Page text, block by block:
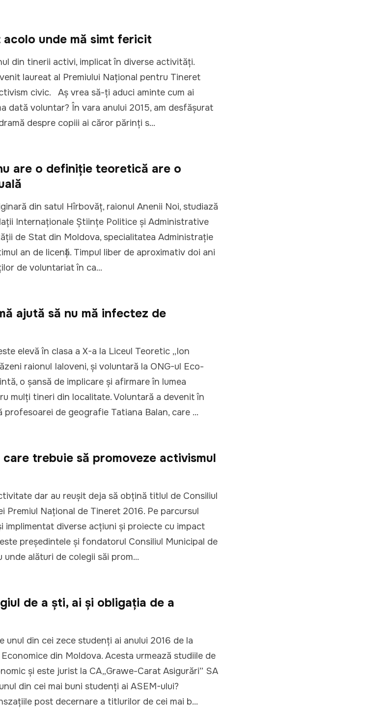
acolo unde mă simt fericit
din tinerii activi, implicat în diverse activități.
laureat al Premiului Național pentru Tineret
civic. Aş vrea să-ți aduci aminte cum ai
dată voluntar? În vara anului 2015, am desfășurat
despre copiii ai căror părinți s...
are o definiție teoretică are o
din satul Hîrbovăț, raionul Anenii Noi, studiază
Internaționale Științe Politice și Administrative
de Stat din Moldova, specialitatea Administrație
an de licență. Timpul liber de aproximativ doi ani
de voluntariat în ca...
ajută să nu mă infectez de
elevă în clasa a X-a la Liceul Teoretic ,,Ion
raionul Ialoveni, și voluntară la ONG-ul Eco-
o șansă de implicare și afirmare în lumea
mulți tineri din localitate. Voluntară a devenit în
profesoarei de geografie Tatiana Balan, care ...
trebuie să promoveze activismul
dar au reușit deja să obțină titlul de Consiliul
Premiul Național de Tineret 2016. Pe parcursul
implimentat diverse acțiuni și proiecte cu impact
președintele și fondatorul Consiliul Municipal de
unde alături de colegii săi prom...
de a ști, ai și obligația de a
unul din cei zece studenți ai anului 2016 de la
din Moldova. Acesta urmează studiile de
și este jurist la CA„Grawe-Carat Asigurări” SA
din cei mai buni studenți ai ASEM-ului?
post decernare a titlurilor de cei mai b...